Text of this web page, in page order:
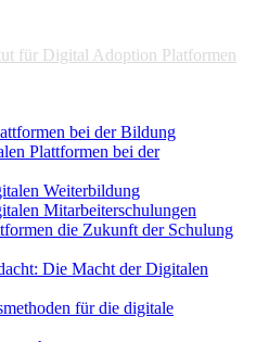
für Digital Adoption Platformen
bei der Bildung
Plattformen bei der
Weiterbildung
Mitarbeiterschulungen
die Zukunft der Schulung
Die Macht der Digitalen
für die digitale